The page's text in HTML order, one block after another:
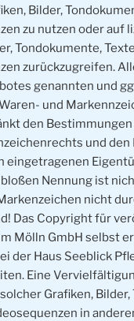
Bilder,
zu nutzen oder auf
Tondokumente,
zurückzugreifen.
genannten und
und
den
und
eingetragenen
Nennung ist
nicht
Das Copyright für
Mölln GmbH selbst
der Haus Seeblick
Eine
Grafiken,
in